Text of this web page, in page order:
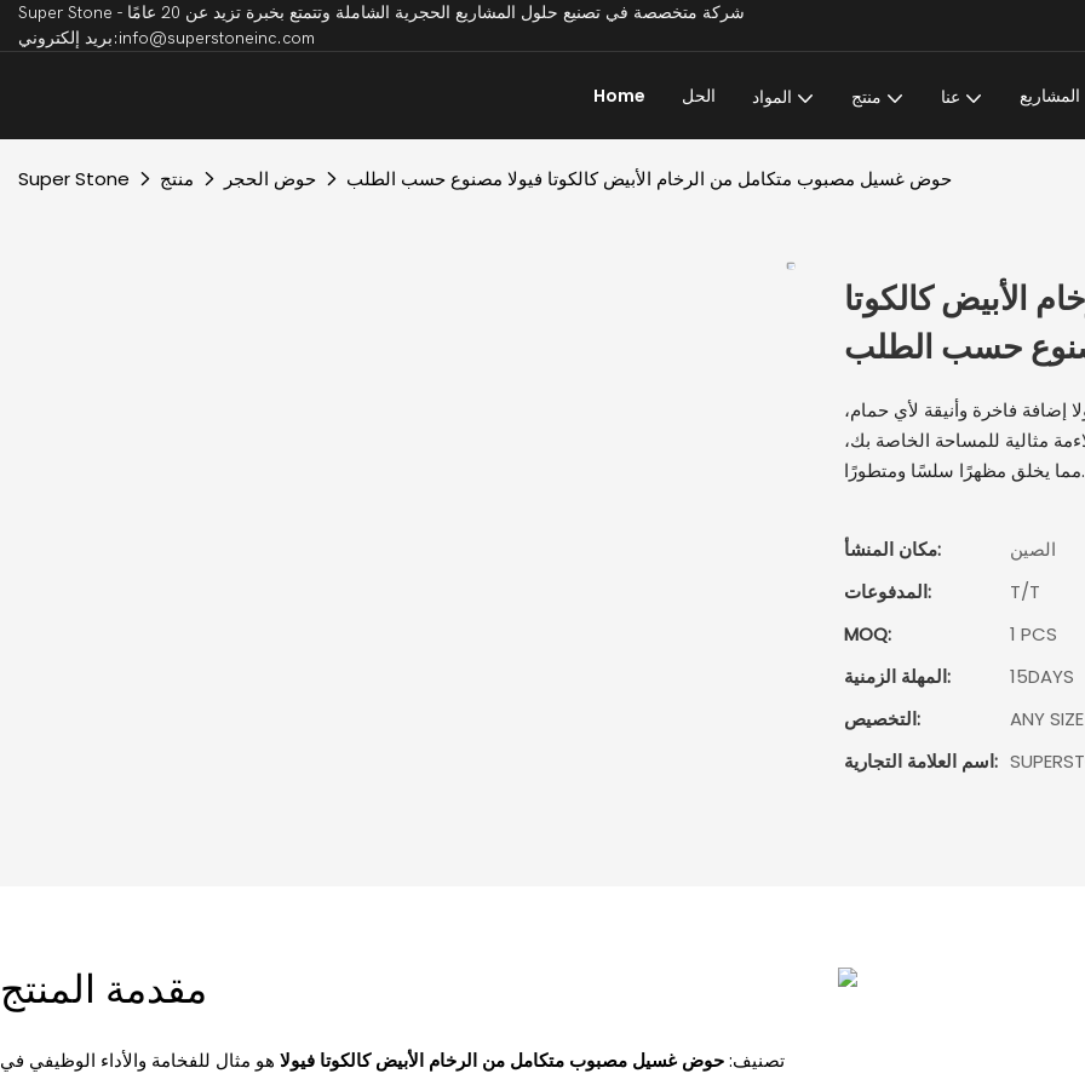
بريد إلكتروني:info@superstoneinc.com
Home الحل المواد منتج عنا المشاريع
Super Stone منتج حوض الحجر حوض غسيل مصبوب متكامل من الرخام الأبيض كالكوتا فيولا مصنوع حسب الطلب
الأبيض كالكوتا
حسب الطلب
إضافة فاخرة وأنيقة لأي حمام،
مثالية للمساحة الخاصة بك،
مما يخلق مظهرًا سلسًا ومتطورًا.
مكان المنشأ:
الصين
المدفوعات:
T/T
MOQ:
1 PCS
المهلة الزمنية:
15DAYS
التخصيص:
ANY
اسم العلامة التجارية:
تصنيف:حوض غسيل مصبوب متكامل من الرخام الأبيض كالكوتا فيولا هو مثال للفخامة والأداء الوظيفي في